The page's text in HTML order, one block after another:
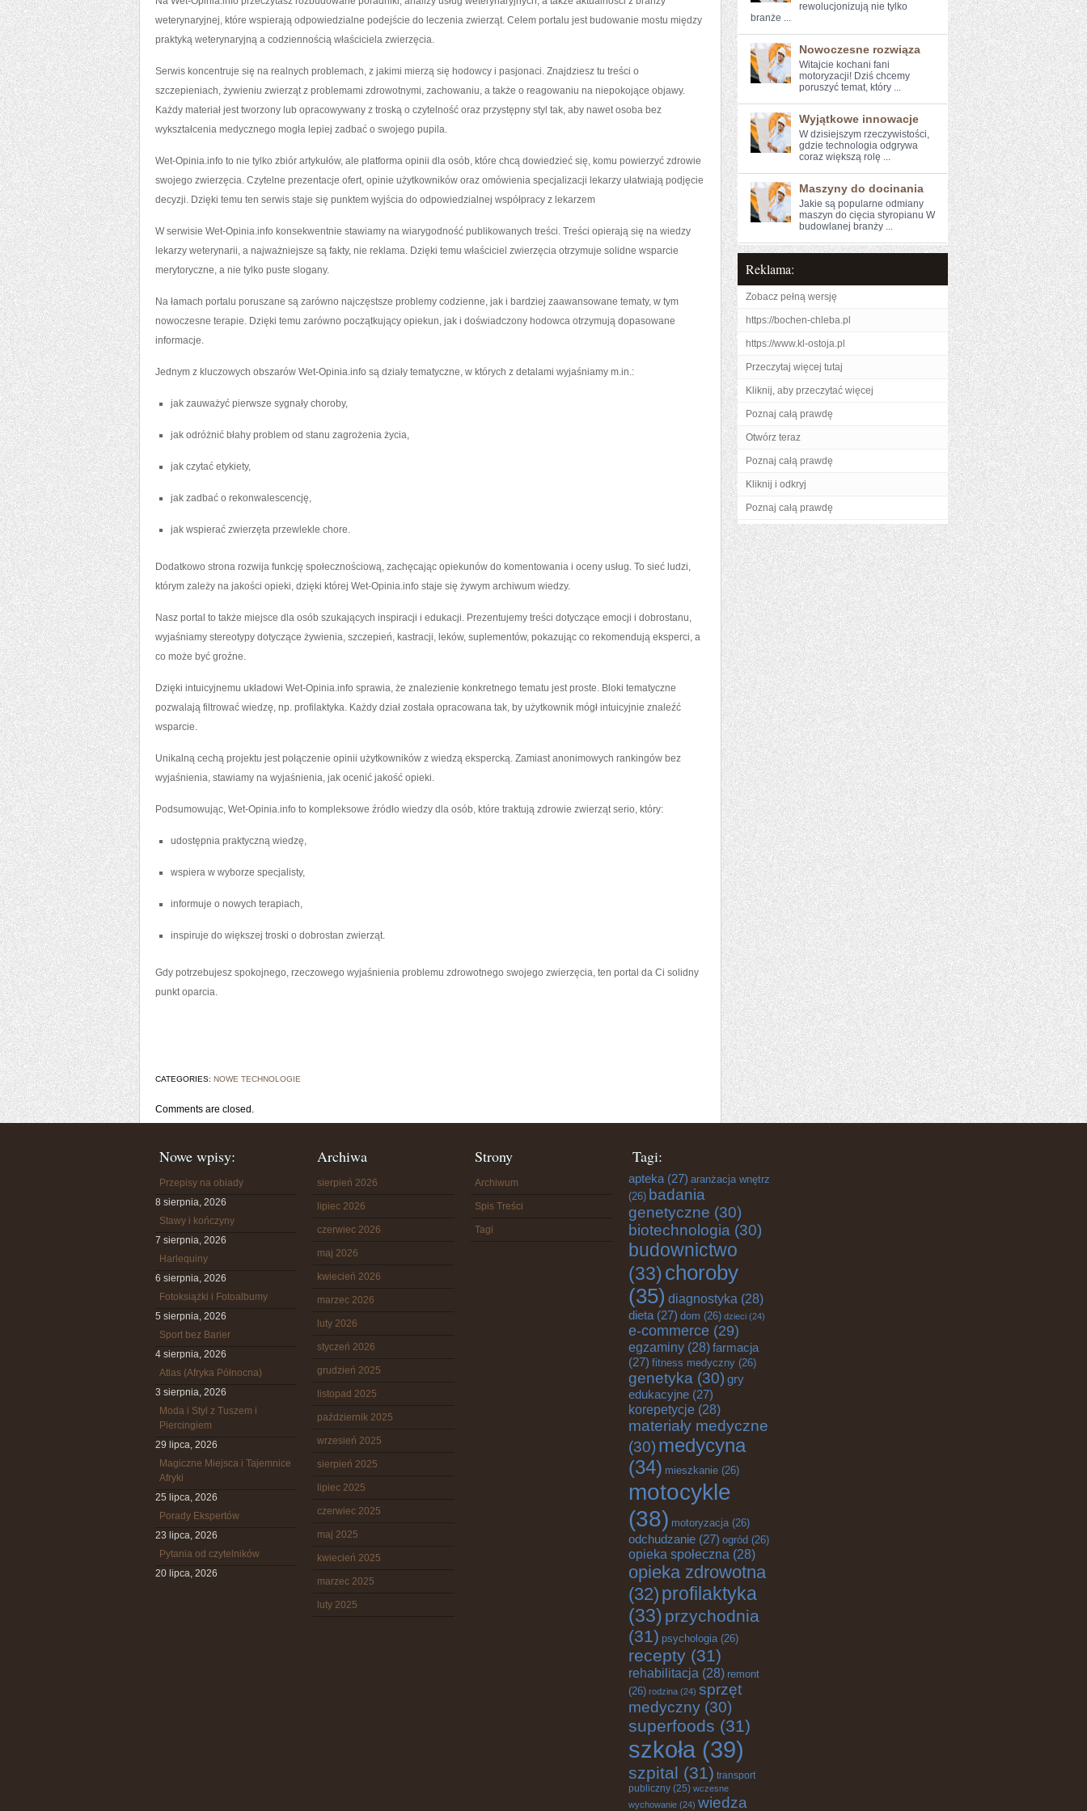
weterynaryjnej, które wspierają odpowiedzialne podejście do leczenia zwierząt. Celem portalu jest budowanie mostu między
praktyką weterynaryjną a codziennością właściciela zwierzęcia.
Serwis koncentruje się na realnych problemach, z jakimi mierzą się hodowcy i pasjonaci. Znajdziesz tu treści o
szczepieniach, żywieniu zwierząt z problemami zdrowotnymi, zachowaniu, a także o reagowaniu na niepokojące objawy.
Każdy materiał jest tworzony lub opracowywany z troską o czytelność oraz przystępny styl tak, aby nawet osoba bez
wykształcenia medycznego mogła lepiej zadbać o swojego pupila.
Wet-Opinia.info to nie tylko zbiór artykułów, ale platforma opinii dla osób, które chcą dowiedzieć się, komu powierzyć zdrowie
swojego zwierzęcia. Czytelne prezentacje ofert, opinie użytkowników oraz omówienia specjalizacji lekarzy ułatwiają podjęcie
decyzji. Dzięki temu ten serwis staje się punktem wyjścia do odpowiedzialnej współpracy z lekarzem
W serwisie Wet-Opinia.info konsekwentnie stawiamy na wiarygodność publikowanych treści. Treści opierają się na wiedzy
lekarzy weterynarii, a najważniejsze są fakty, nie reklama. Dzięki temu właściciel zwierzęcia otrzymuje solidne wsparcie
merytoryczne, a nie tylko puste slogany.
Na łamach portalu poruszane są zarówno najczęstsze problemy codzienne, jak i bardziej zaawansowane tematy, w tym
nowoczesne terapie. Dzięki temu zarówno początkujący opiekun, jak i doświadczony hodowca otrzymują dopasowane
informacje.
Jednym z kluczowych obszarów Wet-Opinia.info są działy tematyczne, w których z detalami wyjaśniamy m.in.:
jak zauważyć pierwsze sygnały choroby,
jak odróżnić błahy problem od stanu zagrożenia życia,
jak czytać etykiety,
jak zadbać o rekonwalescencję,
jak wspierać zwierzęta przewlekle chore.
Dodatkowo strona rozwija funkcję społecznościową, zachęcając opiekunów do komentowania i oceny usług. To sieć ludzi,
którym zależy na jakości opieki, dzięki której Wet-Opinia.info staje się żywym archiwum wiedzy.
Nasz portal to także miejsce dla osób szukających inspiracji i edukacji. Prezentujemy treści dotyczące emocji i dobrostanu,
wyjaśniamy stereotypy dotyczące żywienia, szczepień, kastracji, leków, suplementów, pokazując co rekomendują eksperci, a
co może być groźne.
Dzięki intuicyjnemu układowi Wet-Opinia.info sprawia, że znalezienie konkretnego tematu jest proste. Bloki tematyczne
pozwalają filtrować wiedzę, np. profilaktyka. Każdy dział została opracowana tak, by użytkownik mógł intuicyjnie znaleźć
wsparcie.
Unikalną cechą projektu jest połączenie opinii użytkowników z wiedzą ekspercką. Zamiast anonimowych rankingów bez
wyjaśnienia, stawiamy na wyjaśnienia, jak ocenić jakość opieki.
Podsumowując, Wet-Opinia.info to kompleksowe źródło wiedzy dla osób, które traktują zdrowie zwierząt serio, który:
udostępnia praktyczną wiedzę,
wspiera w wyborze specjalisty,
informuje o nowych terapiach,
inspiruje do większej troski o dobrostan zwierząt.
Gdy potrzebujesz spokojnego, rzeczowego wyjaśnienia problemu zdrowotnego swojego zwierzęcia, ten portal da Ci solidny
punkt oparcia.
CATEGORIES: NOWE TECHNOLOGIE
Comments are closed.
rewolucjonizują ⁢nie tylko‍
branże‌ ...
Nowoczesne rozwiąza
Witajcie kochani fani ​
motoryzacji! ⁢Dziś chcemy
poruszyć temat, który ...
Wyjątkowe innowacje
W dzisiejszym rzeczywistości,⁤
gdzie⁣ technologia odgrywa
coraz większą rolę ...
Maszyny do docinania
Jakie są popularne odmiany
maszyn do cięcia styropianu W
budowlanej branży ...
Reklama:
Zobacz pełną wersję
https://bochen-chleba.pl
https://www.kl-ostoja.pl
Przeczytaj więcej tutaj
Kliknij, aby przeczytać więcej
Poznaj całą prawdę
Otwórz teraz
Poznaj całą prawdę
Kliknij i odkryj
Poznaj całą prawdę
Nowe wpisy:
Przepisy na obiady
8 sierpnia, 2026
Stawy i kończyny
7 sierpnia, 2026
Harlequiny
6 sierpnia, 2026
Fotoksiążki i Fotoalbumy
5 sierpnia, 2026
Sport bez Barier
4 sierpnia, 2026
Atlas (Afryka Północna)
3 sierpnia, 2026
Moda i Styl z Tuszem i
Piercingiem
29 lipca, 2026
Magiczne Miejsca i Tajemnice
Afryki
25 lipca, 2026
Porady Ekspertów
23 lipca, 2026
Pytania od czytelników
20 lipca, 2026
Archiwa
sierpień 2026
lipiec 2026
czerwiec 2026
maj 2026
kwiecień 2026
marzec 2026
luty 2026
styczeń 2026
grudzień 2025
listopad 2025
październik 2025
wrzesień 2025
sierpień 2025
lipiec 2025
czerwiec 2025
maj 2025
kwiecień 2025
marzec 2025
luty 2025
Strony
Archiwum
Spis Treści
Tagi
Tagi:
apteka (27) aranżacja wnętrz
(26) badania
genetyczne (30)
biotechnologia (30)
budownictwo
(33)choroby
(35) diagnostyka (28)
dieta (27) dom (26) dzieci (24)
e-commerce (29)
egzaminy (28)farmacja
(27) fitness medyczny (26)
genetyka (30) gry
edukacyjne (27)
korepetycje (28)
materiały medyczne
(30) medycyna
(34) mieszkanie (26)
motocykle
(38) motoryzacja(26)
odchudzanie (27) ogród (26)
opieka społeczna (28)
opieka zdrowotna
(32) profilaktyka
(33) przychodnia
(31) psychologia(26)
recepty (31)
rehabilitacja (28) remont
(26) rodzina (24) sprzęt
medyczny (30)
superfoods (31)
szkoła (39)
szpital (31) transport
publiczny (25) wczesne
wychowanie (24) wiedza